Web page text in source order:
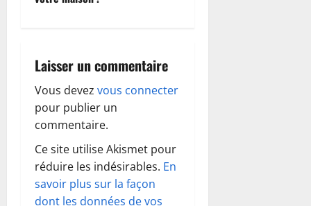
a
t
i
o
n
Laisser un commentaire
Vous devez vous connecter
pour publier un
commentaire.
Ce site utilise Akismet pour
réduire les indésirables. En
savoir plus sur la façon
dont les données de vos